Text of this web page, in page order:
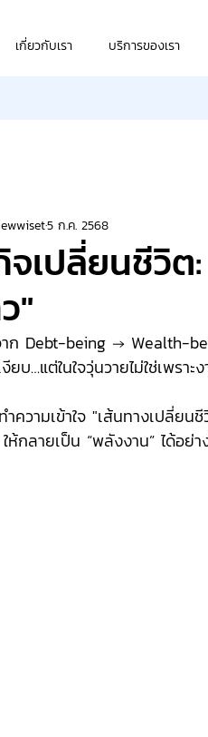
เกี่ยวกับเรา บริการของเรา
จเปลี่ยนชีวิ
"
5 ก.ค. 2568
ก Debt-being → Wealth-
บ…แต่ในใจวุ่นวายไม่ใช่เพรา
ความเข้าใจ "เส้นทางเปลี่ย
ห้กลายเป็น “พลังงาน” ได้อย่า